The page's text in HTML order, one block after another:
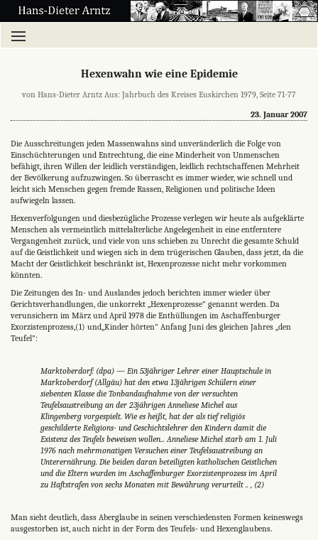
Hexenwahn wie eine Epidemie
von Hans-Dieter Arntz Aus: Jahrbuch des Kreises Euskirchen 1979, Seite 71-77
23. Januar 2007
Die Ausschreitungen jeden Massenwahns sind unveränderlich die Folge von
Einschüchterungen und Entrechtung, die eine Minderheit von Unmenschen
befähigt, ihren Willen der leidlich verständigen, leidlich rechtschaffenen Mehrheit
der Bevölkerung aufzuzwingen. So überrascht es immer wieder, wie schnell und
leicht sich Menschen gegen fremde Rassen, Religionen und politische Ideen
aufwiegeln lassen.
Hexenverfolgungen und diesbezügliche Prozesse verlegen wir heute als aufgeklärte
Menschen als vermeintlich mittelalterliche Angelegenheit in eine entferntere
Vergangenheit zurück, und viele von uns schieben zu Unrecht die gesamte Schuld
auf die Geistlichkeit und wiegen sich in dem trügerischen Glauben, dass jetzt, da die
Macht der Geistlichkeit beschränkt ist, Hexenprozesse nicht mehr vorkommen
könnten.
Die Zeitungen des In- und Auslandes jedoch berichten immer wieder über
Gerichtsverhandlungen, die unkorrekt ,,Hexenprozesse" genannt werden. Da
verunsichern im März und April 1978 die Enthüllungen im Aschaffenburger
Exorzistenprozess,(1) und,,Kinder hörten" Anfang Juni des gleichen Jahres „den
Teufel":
Marktoberdorf: (dpa) — Ein 53jähriger Lehrer einer Hauptschule in
Marktoberdorf (Allgäu) hat den etwa 13jährigen Schülern einer
siebenten Klasse die Tonbandaufnahme von der versuchten
Teufelsaustreibung an der 23jährigen Anneliese Michel aus
Klingenberg vorgespielt. Wie es heißt, hat der als tief religiös
geschilderte Religions- und Geschichtslehrer den Kindern damit die
Existenz des Teufels beweisen wollen... Anneliese Michel starb am 1. Juli
1976 nach mehrmonatigen Versuchen einer Teufelsaustreibung an
Unterernährung. Die beiden daran beteiligten katholischen Geistlichen
und die Eltern wurden im Aschaffenburger Exorzistenprozess im April
zu Haftstrafen von sechs Monaten mit Bewährung verurteilt .. , (2)
Man sieht deutlich, dass Aberglaube in seinen verschiedensten Formen keineswegs
ausgestorben ist, auch nicht in der Form des Teufels- und Hexenglaubens.